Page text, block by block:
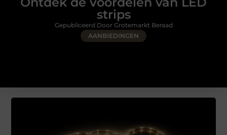
strips
AANBIEDINGEN
Gepubliceerd Door Grotemarkt Beraad